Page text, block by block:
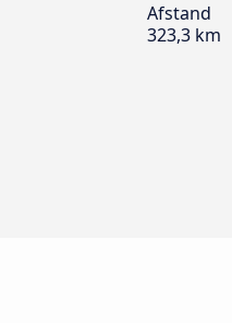
Afstand
323,3 km